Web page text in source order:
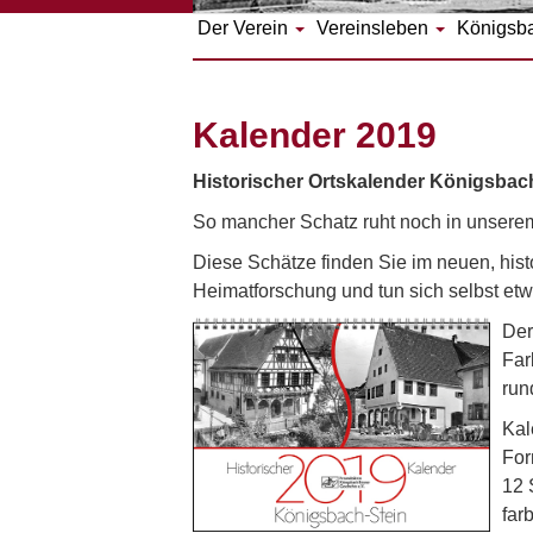
Der Verein Vereinsleben
Kalender 2019
Historischer Ortskalender
So mancher Schatz ruht noch in
Diese Schätze finden Sie im neuen,
Heimatforschung und tun sich selbst
12